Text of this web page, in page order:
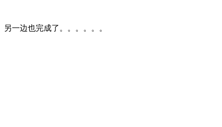
另一边也完成了。。。。。。